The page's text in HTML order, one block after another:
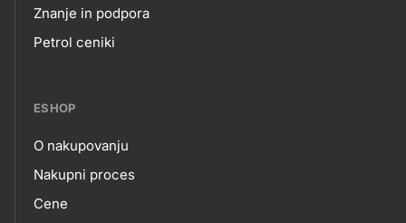
Footer
links
Znanje in podpora
Petrol ceniki
ESHOP
eshop
O nakupovanju
Nakupni proces
Cene